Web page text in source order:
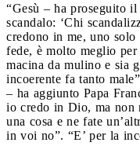
“Gesù – ha proseguito
scandalo: ‘Chi
credono in me, uno
fede, è molto meglio
macina da mulino e sia
incoerente fa tanto
– ha aggiunto Papa
io credo in Dio, ma non
una cosa e ne fate
in voi no”. “E’ per la